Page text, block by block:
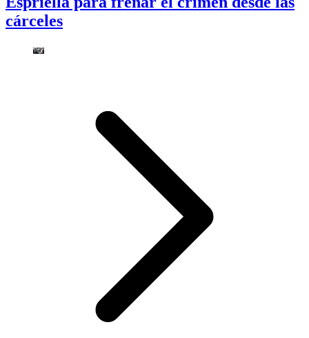
cárceles